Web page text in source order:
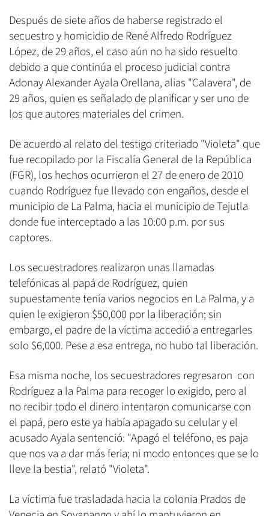
Después de siete años de haberse registrado el
secuestro y homicidio de René Alfredo Rodríguez
López, de 29 años, el caso aún no ha sido resuelto
debido a que continúa el proceso judicial contra
Adonay Alexander Ayala Orellana, alias "Calavera", de
29 años, quien es señalado de planificar y ser uno de
los que autores materiales del crimen.
De acuerdo al relato del testigo criteriado "Violeta" que
fue recopilado por la Fiscalía General de la República
(FGR), los hechos ocurrieron el 27 de enero de 2010
cuando Rodríguez fue llevado con engaños, desde el
municipio de La Palma, hacia el municipio de Tejutla
donde fue interceptado a las 10:00 p.m. por sus
captores.
Los secuestradores realizaron unas llamadas
telefónicas al papá de Rodríguez, quien
supuestamente tenía varios negocios en La Palma, y a
quien le exigieron $50,000 por la liberación; sin
embargo, el padre de la víctima accedió a entregarles
solo $6,000. Pese a esa entrega, no hubo tal liberación.
Esa misma noche, los secuestradores regresaron con
Rodríguez a la Palma para recoger lo exigido, pero al
no recibir todo el dinero intentaron comunicarse con
el papá, pero este ya había apagado su celular y el
acusado Ayala sentenció: "Apagó el teléfono, es paja
que nos va a dar más feria; ni modo entonces que se lo
lleve la bestia", relató "Violeta".
La víctima fue trasladada hacia la colonia Prados de